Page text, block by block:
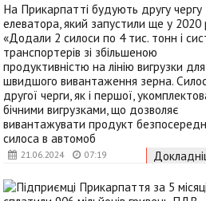
21.06.2024 07:19
На Прикарпатті будують другу чергу
елеватора, який запустили ще у 2020
«Додали 2 силоси по 4 тис. тонн і
транспортерів зі збільшеною
продуктивністю на лінію вигрузки для
швидшого вивантаження зерна.
другої черги, як і першої,
бічними вигрузками, що дозволяє
вивантажувати продукт
силоса в автомоб